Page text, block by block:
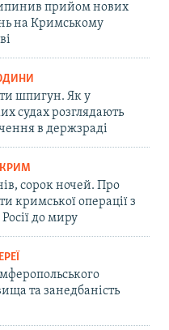
прийом нових
на Кримському
шпигун. Як у
судах розглядають
в держзраді
КРИМ
сорок ночей. Про
кримської операції з
до миру
та занедбаність